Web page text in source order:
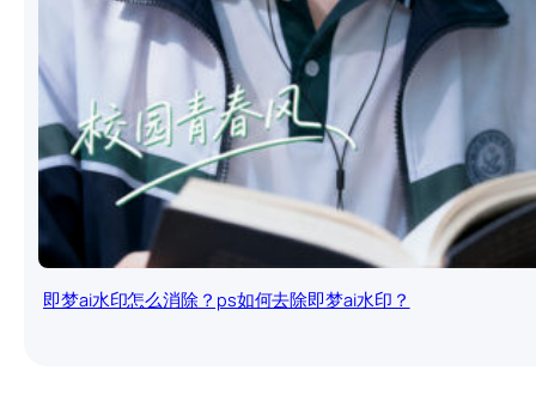
即梦ai水印怎么消除？ps如何去除即梦ai水印？